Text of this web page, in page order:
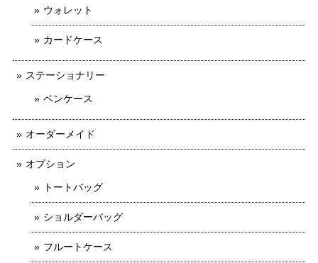
ウォレット
カードケース
ステーショナリー
ペンケース
オーダーメイド
オプション
トートバッグ
ショルダーバッグ
フルートケース